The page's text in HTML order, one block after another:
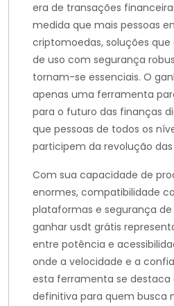
era de transações
medida que mais pessoas
criptomoedas, soluções
de uso com segurança
tornam-se essenciais. O
apenas uma ferramenta
para o futuro das finanças
que pessoas de todos os
participem da revolução
Com sua capacidade de
enormes, compatibilidade
plataformas e segurança
ganhar usdt grátis
entre potência e
onde a velocidade e a
esta ferramenta se destaca
definitiva para quem busca